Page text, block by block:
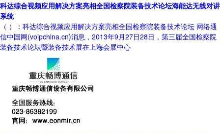
科达综合视频应用解决方案亮相全国检察院装备技术论坛海能达无线对讲
系统
（ ）：科达综合视频应用解决方案亮相全国检察院装备技术论坛 网络通
信中国网(voipchina.cn)消息，2013年9月27日28日，第三届全国检察院
装备技术论坛暨装备技术展在上海会展中心